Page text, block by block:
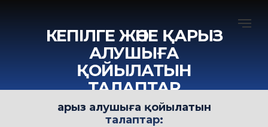
КЕПІЛГЕ ЖӘНЕ ҚАРЫЗ
АЛУШЫҒА
ҚОЙЫЛАТЫН
ТАЛАПТАР
Қарыз алушыға қойылатын
талаптар: